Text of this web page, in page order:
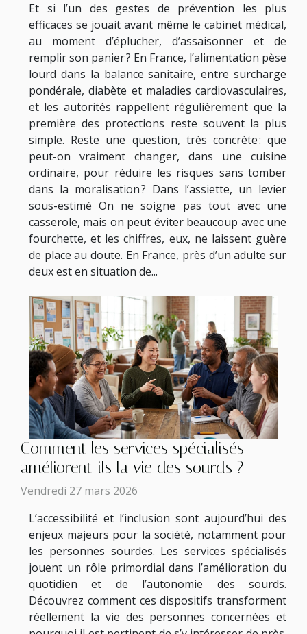
Et si l’un des gestes de prévention les plus
efficaces se jouait avant même le cabinet médical,
au moment d’éplucher, d’assaisonner et de
remplir son panier ? En France, l’alimentation pèse
lourd dans la balance sanitaire, entre surcharge
pondérale, diabète et maladies cardiovasculaires,
et les autorités rappellent régulièrement que la
première des protections reste souvent la plus
simple. Reste une question, très concrète : que
peut-on vraiment changer, dans une cuisine
ordinaire, pour réduire les risques sans tomber
dans la moralisation ? Dans l’assiette, un levier
sous-estimé On ne soigne pas tout avec une
casserole, mais on peut éviter beaucoup avec une
fourchette, et les chiffres, eux, ne laissent guère
de place au doute. En France, près d’un adulte sur
deux est en situation de...
Comment les services spécialisés
améliorent-ils la vie des sourds ?
Vendredi 27 mars 2026
L’accessibilité et l’inclusion sont aujourd’hui des
enjeux majeurs pour la société, notamment pour
les personnes sourdes. Les services spécialisés
jouent un rôle primordial dans l’amélioration du
quotidien et de l’autonomie des sourds.
Découvrez comment ces dispositifs transforment
réellement la vie des personnes concernées et